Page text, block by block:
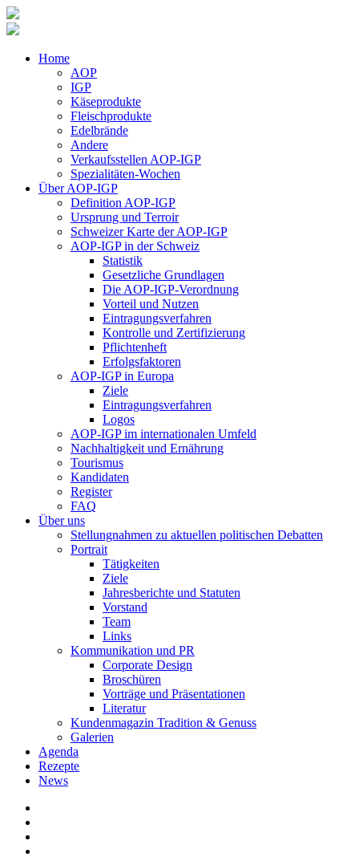
Home
AOP
IGP
Käseprodukte
Fleischprodukte
Edelbrände
Andere
Verkaufsstellen AOP-IGP
Spezialitäten-Wochen
Über AOP-IGP
Definition AOP-IGP
Ursprung und Terroir
Schweizer Karte der AOP-IGP
AOP-IGP in der Schweiz
Statistik
Gesetzliche Grundlagen
Die AOP-IGP-Verordnung
Vorteil und Nutzen
Eintragungsverfahren
Kontrolle und Zertifizierung
Pflichtenheft
Erfolgsfaktoren
AOP-IGP in Europa
Ziele
Eintragungsverfahren
Logos
AOP-IGP im internationalen Umfeld
Nachhaltigkeit und Ernährung
Tourismus
Kandidaten
Register
FAQ
Über uns
Stellungnahmen zu aktuellen politischen Debatten
Portrait
Tätigkeiten
Ziele
Jahresberichte und Statuten
Vorstand
Team
Links
Kommunikation und PR
Corporate Design
Broschüren
Vorträge und Präsentationen
Literatur
Kundenmagazin Tradition & Genuss
Galerien
Agenda
Rezepte
News